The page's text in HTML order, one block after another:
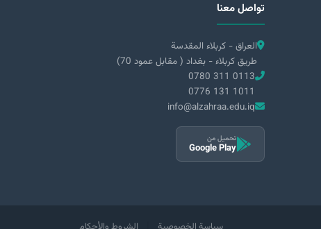
تواصل معنا
العراق - كربلاء المقدسة
طريق كربلاء - بغداد ( مقابل عمود 70)
0780 311 0113
0776 131 1011
info@alzahraa.edu.iq
تحميل من
Google Play